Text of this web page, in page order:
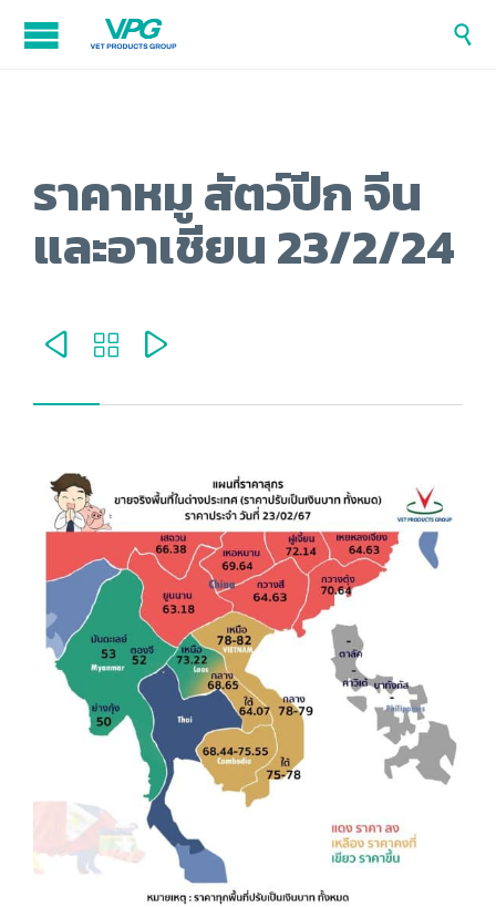

ราคาหมู สัตว์ปีก จีน
และอาเชียน 23/2/24
  